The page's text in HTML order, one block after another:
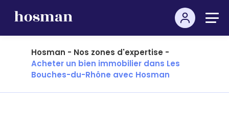
Hosman - Nos zones d'expertise -
Acheter un bien immobilier dans Les
Bouches-du-Rhône avec Hosman